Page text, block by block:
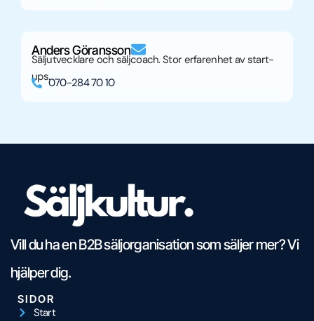
Anders Göransson
Säljutvecklare och säljcoach. Stor erfarenhet av start-
ups.070-284 70 10
Vill du ha en B2B säljorganisation som säljer mer? Vi
hjälper dig.
SIDOR
Start